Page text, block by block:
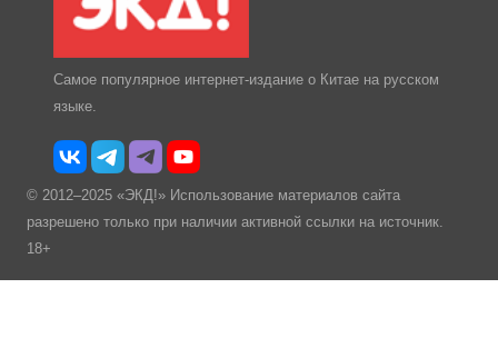
Самое популярное интернет-издание о Китае на русском
языке.
© 2012–2025 «ЭКД!» Использование материалов сайта
разрешено только при наличии активной ссылки на источник.
18+